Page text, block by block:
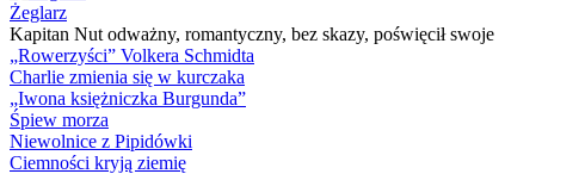
Żeglarz
Kapitan Nut odważny, romantyczny, bez skazy, poświęcił swoje
„Rowerzyści” Volkera Schmidta
Charlie zmienia się w kurczaka
„Iwona księżniczka Burgunda”
Śpiew morza
Niewolnice z Pipidówki
Ciemności kryją ziemię